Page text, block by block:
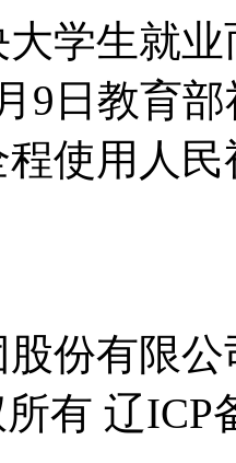
大学生就
9日教育
使用人
份有限
有 辽ICP